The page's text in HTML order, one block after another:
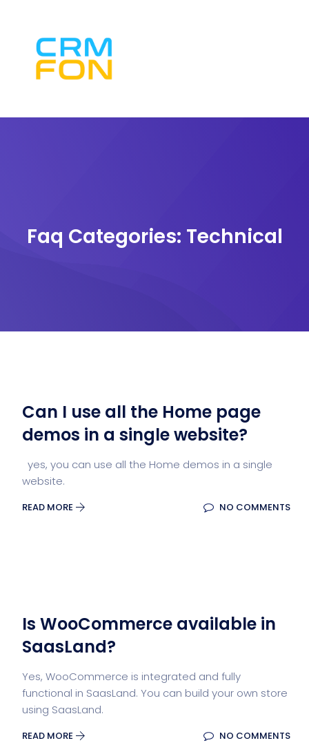
Faq Categories: Technical
Can I use all the Home page
demos in a single website?
yes, you can use all the Home demos in a single
website.
READ MORE NO COMMENTS
Is WooCommerce available in
SaasLand?
Yes, WooCommerce is integrated and fully
functional in SaasLand. You can build your own store
using SaasLand.
READ MORE NO COMMENTS